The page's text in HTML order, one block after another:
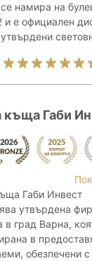
намира на
и е официален
къща Габи
Габи Инвест
утвърдена
град Варна,
в
обезпечени